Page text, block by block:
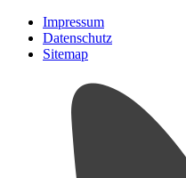
Impressum
Datenschutz
Sitemap